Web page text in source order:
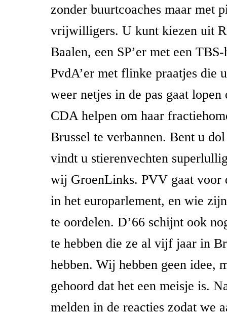
zonder buurtcoaches maar met
vrijwilligers. U kunt kiezen uit
Baalen, een SP’er met een
PvdA’er met flinke praatjes die
weer netjes in de pas gaat
CDA helpen om haar
Brussel te verbannen. Bent u
vindt u stierenvechten
wij GroenLinks. PVV gaat voor
in het europarlement, en wie
te oordelen. D’66 schijnt ook
te hebben die ze al vijf jaar in
hebben. Wij hebben geen idee,
gehoord dat het een meisje is.
melden in de reacties zodat we